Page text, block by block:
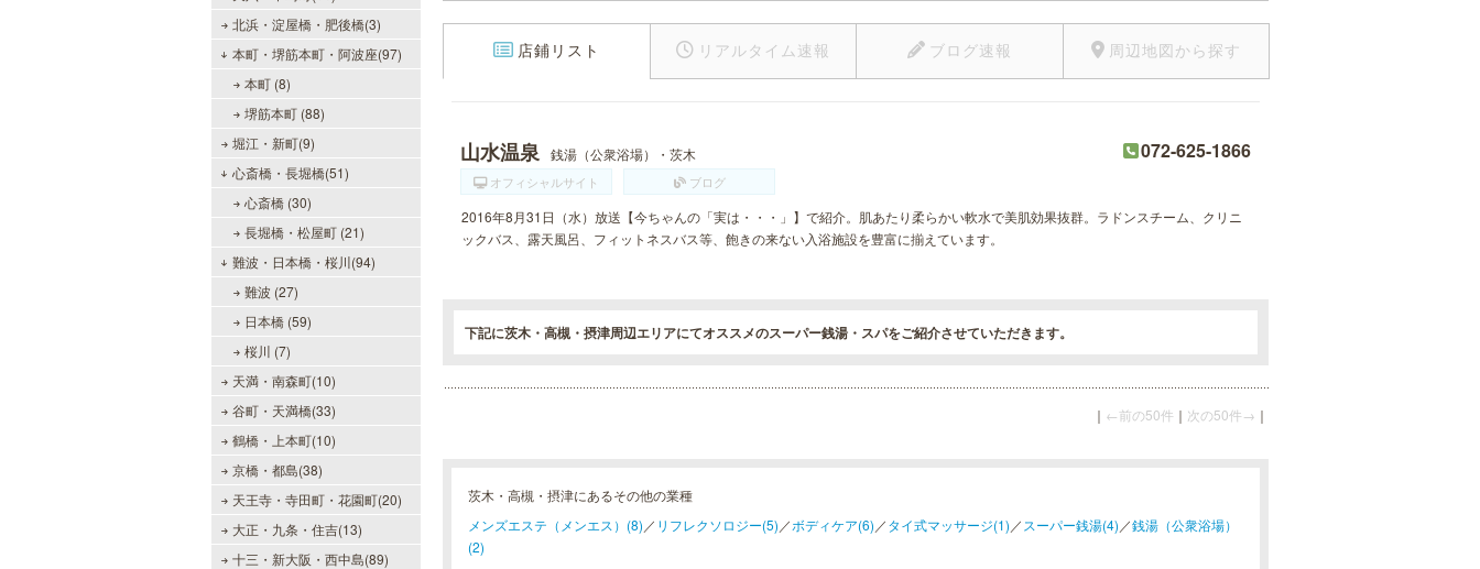
北浜・淀屋橋・肥後橋(3)
本町・堺筋本町・阿波座(97)
本町 (8)
堺筋本町 (88)
堀江・新町(9)
心斎橋・長堀橋(51)
心斎橋 (30)
長堀橋・松屋町 (21)
難波・日本橋・桜川(94)
難波 (27)
日本橋 (59)
桜川 (7)
天満・南森町(10)
谷町・天満橋(33)
鶴橋・上本町(10)
京橋・都島(38)
天王寺・寺田町・花園町(20)
大正・九条・住吉(13)
十三・新大阪・西中島(89)
店鋪リスト リアルタイム速報 ブログ速報 周辺地図から探す
山水温泉 銭湯（公衆浴場）・茨木 072-625-1866
オフィシャルサイト ブログ
2016年8月31日（水）放送【今ちゃんの「実は・・・」】で紹介。肌あたり柔らかい軟水で美肌効果抜群。ラドンスチーム、クリニ
ックバス、露天風呂、フィットネスバス等、飽きの来ない入浴施設を豊富に揃えています。
下記に茨木・高槻・摂津周辺エリアにてオススメのスーパー銭湯・スパをご紹介させていただきます。
｜ ←前の50件 ｜ 次の50件→ ｜
茨木・高槻・摂津にあるその他の業種
メンズエステ（メンエス）(8) ／ リフレクソロジー(5) ／ボディケア(6) ／タイ式マッサージ(1) ／ スーパー銭湯(4) ／銭湯（公衆浴場）
(2)